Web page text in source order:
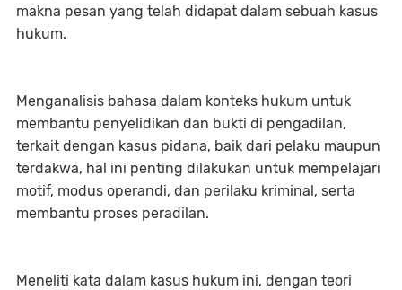
makna pesan yang telah didapat dalam sebuah kasus
hukum.
Menganalisis bahasa dalam konteks hukum untuk
membantu penyelidikan dan bukti di pengadilan,
terkait dengan kasus pidana, baik dari pelaku maupun
terdakwa, hal ini penting dilakukan untuk mempelajari
motif, modus operandi, dan perilaku kriminal, serta
membantu proses peradilan.
Meneliti kata dalam kasus hukum ini, dengan teori